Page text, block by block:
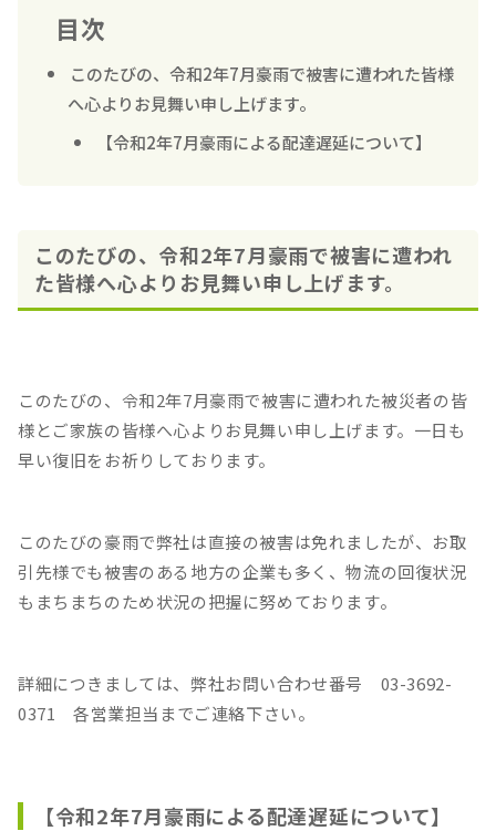
目次
このたびの、令和2年7月豪雨で被害に遭われた皆様
へ心よりお見舞い申し上げます。
【令和2年7月豪雨による配達遅延について】
このたびの、令和2年7月豪雨で被害に遭われ
た皆様へ心よりお見舞い申し上げます。
このたびの、令和2年7月豪雨で被害に遭われた被災者の皆
様とご家族の皆様へ心よりお見舞い申し上げます。一日も
早い復旧をお祈りしております。
このたびの豪雨で弊社は直接の被害は免れましたが、お取
引先様でも被害のある地方の企業も多く、物流の回復状況
もまちまちのため状況の把握に努めております。
詳細につきましては、弊社お問い合わせ番号 03-3692-
0371 各営業担当までご連絡下さい。
【令和2年7月豪雨による配達遅延について】